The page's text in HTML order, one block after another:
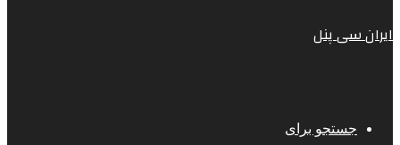
ایران سی پنل
جستجو برای